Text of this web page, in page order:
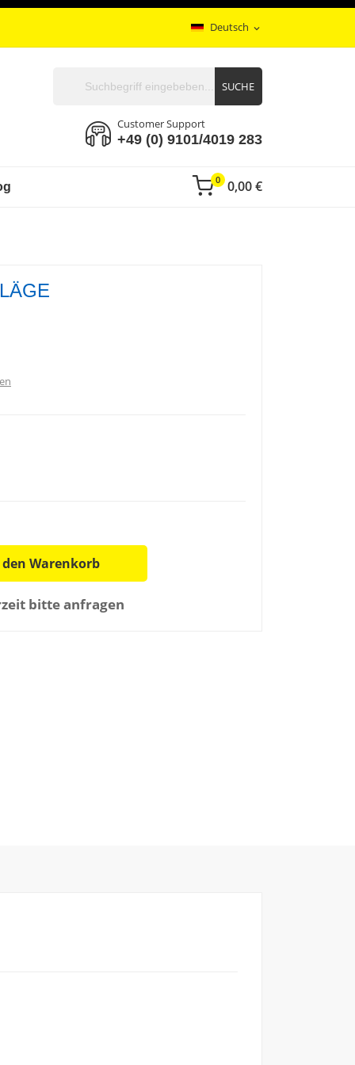
Deutsch expand_more
0,00 €
0
SUCHE
Customer Support
+49 (0) 9101/4019 283
Warenkorb
bitte anfragen